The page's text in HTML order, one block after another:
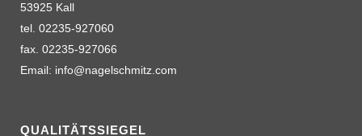
53925 Kall
tel. 02235-927060
fax. 02235-927066
Email: info@nagelschmitz.com
QUALITÄTSSIEGEL